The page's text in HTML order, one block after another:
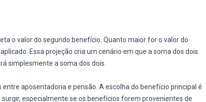
o valor do segundo benefício. Quanto maior for o valor do
Essa projeção cria um cenário em que a soma dos dois
simplesmente a soma dos dois.
aposentadoria e pensão. A escolha do benefício principal é
especialmente se os benefícios forem provenientes de